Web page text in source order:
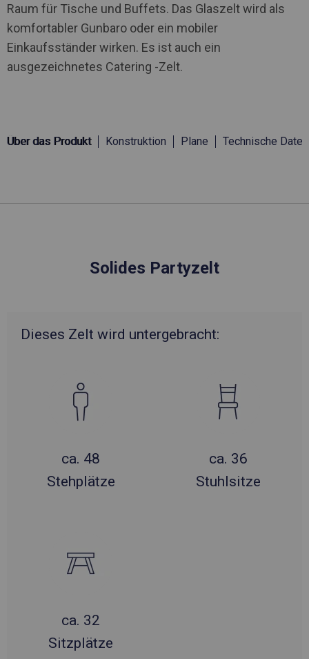
Raum für Tische und Buffets. Das Glaszelt wird als
komfortabler Gunbaro oder ein mobiler
Einkaufsständer wirken. Es ist auch ein
ausgezeichnetes Catering -Zelt.
Über das Produkt Konstruktion Plane Technische Daten
Solides Partyzelt
Dieses Zelt wird untergebracht:
ca. 48
Stehplätze
ca. 36
Stuhlsitze
ca. 32
Sitzplätze